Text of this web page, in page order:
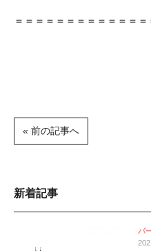
＝＝＝＝＝＝＝＝＝＝＝＝
« 前の記事へ
新着記事
パ